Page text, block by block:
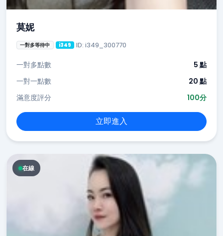
莫妮
一對多等待中 i349 ID: i349_300770
一對多點數
5 點
一對一點數
20 點
滿意度評分
100分
立即進入
在線